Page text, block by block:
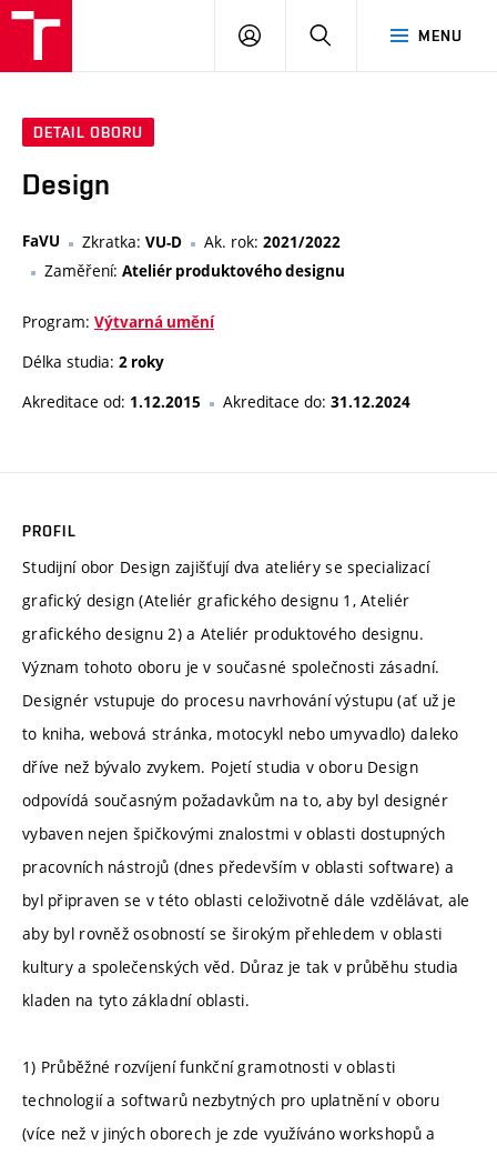
MENU
PŘIHLÁSIT
DETAIL OBORU
Design
FaVU Zkratka: VU-D Ak. rok: 2021/2022
Zaměření: Ateliér produktového designu
Program: Výtvarná umění
Délka studia: 2 roky
Akreditace od: 1.12.2015 Akreditace do: 31.12.2024
PROFIL
Studijní obor Design zajišťují dva ateliéry se specializací
grafický design (Ateliér grafického designu 1, Ateliér
grafického designu 2) a Ateliér produktového designu.
Význam tohoto oboru je v současné společnosti zásadní.
Designér vstupuje do procesu navrhování výstupu (ať už je
to kniha, webová stránka, motocykl nebo umyvadlo) daleko
dříve než bývalo zvykem. Pojetí studia v oboru Design
odpovídá současným požadavkům na to, aby byl designér
vybaven nejen špičkovými znalostmi v oblasti dostupných
pracovních nástrojů (dnes především v oblasti software) a
byl připraven se v této oblasti celoživotně dále vzdělávat, ale
aby byl rovněž osobností se širokým přehledem v oblasti
kultury a společenských věd. Důraz je tak v průběhu studia
kladen na tyto základní oblasti.
1) Průběžné rozvíjení funkční gramotnosti v oblasti
technologií a softwarů nezbytných pro uplatnění v oboru
(více než v jiných oborech je zde využíváno workshopů a